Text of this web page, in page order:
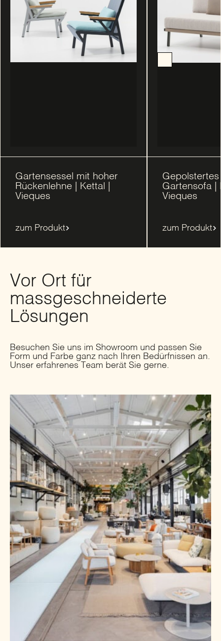
Gartensessel mit hoher
Rückenlehne | Kettal |
Vieques
zum Produkt
Gartensofa |
Vieques
zum Produkt
Vor Ort für
massgeschneiderte
Lösungen
Besuchen Sie uns im Showroom und passen Sie
Form und Farbe ganz nach Ihren Bedürfnissen an.
Unser erfahrenes Team berät Sie gerne.